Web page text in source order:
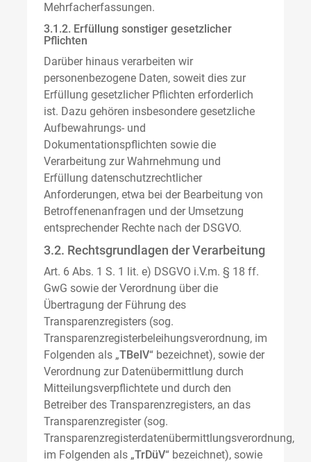
Mehrfacherfassungen.
3.1.2. Erfüllung sonstiger gesetzlicher
Pflichten
Darüber hinaus verarbeiten wir
personenbezogene Daten, soweit dies zur
Erfüllung gesetzlicher Pflichten erforderlich
ist. Dazu gehören insbesondere gesetzliche
Aufbewahrungs- und
Dokumentationspflichten sowie die
Verarbeitung zur Wahrnehmung und
Erfüllung datenschutzrechtlicher
Anforderungen, etwa bei der Bearbeitung von
Betroffenenanfragen und der Umsetzung
entsprechender Rechte nach der DSGVO.
3.2. Rechtsgrundlagen der Verarbeitung
Art. 6 Abs. 1 S. 1 lit. e) DSGVO i.V.m. § 18 ff.
GwG sowie der Verordnung über die
Übertragung der Führung des
Transparenzregisters (sog.
Transparenzregisterbeleihungsverordnung, im
Folgenden als „TBelV“ bezeichnet), sowie der
Verordnung zur Datenübermittlung durch
Mitteilungsverpflichtete und durch den
Betreiber des Transparenzregisters, an das
Transparenzregister (sog.
Transparenzregisterdatenübermittlungsverordnung,
im Folgenden als „TrDüV“ bezeichnet), sowie